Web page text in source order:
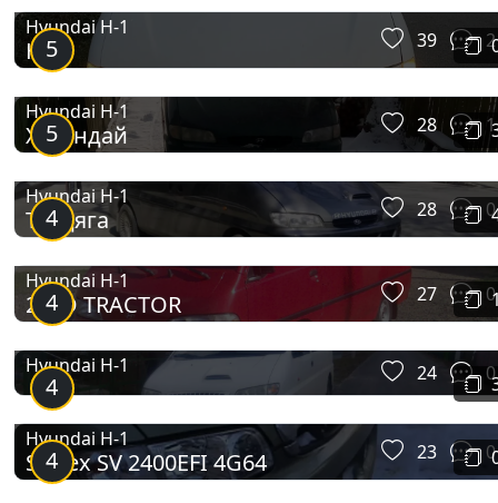
5
Hyundai H-1
Н-1 39 2
5
Hyundai H-1
Хусендай 28 1
4
Hyundai H-1
Трудяга 28 0
4
Hyundai H-1
2.5 D TRACTOR 27 0
4
Hyundai H-1 24 0
4
Hyundai H-1
Starex SV 2400EFI 4G64 23 0